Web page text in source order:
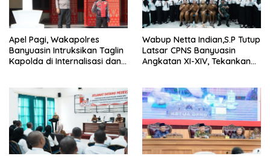
Apel Pagi, Wakapolres
Banyuasin Intruksikan Taglin
Kapolda di Internalisasi dan
Wabup Netta Indian,S.P Tutup
Latsar CPNS Banyuasin
Angkatan XI-XIV, Tekankan
Prima